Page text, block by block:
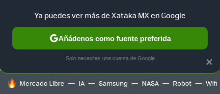
SELECCIÓN GAMING HOME AUTO TERRITORIO
HOY SE HABLA DE
Mercado Libre IA Samsung NASA Robot Wifi
×
Ya puedes ver más de Xataka MX en Google
Añádenos como fuente preferida
Solo necesitas una cuenta de Google